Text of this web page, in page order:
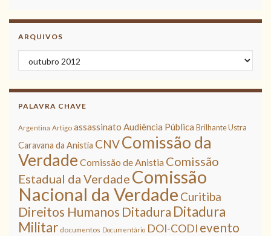
ARQUIVOS
Arquivos
PALAVRA CHAVE
Argentina Artigo assassinato Audiência Pública Brilhante Ustra
Caravana da Anistia CNVComissão da
Verdade Comissão de Anistia Comissão
Estadual da Verdade Comissão
Nacional da Verdade Curitiba
Direitos Humanos Ditadura Ditadura
Militar documentos Documentário DOI-CODI evento